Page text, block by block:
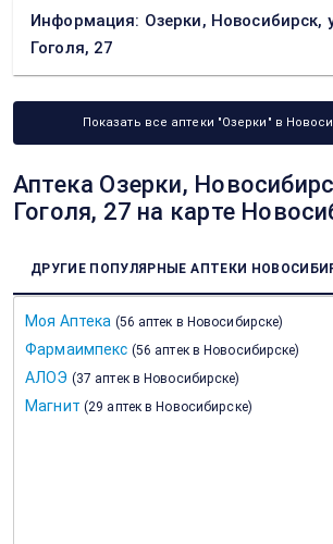
Информация: Озерки, Новосибирск,
Гоголя, 27
Показать все аптеки "Озерки" в
Аптека Озерки,
Гоголя, 27 на карте
ДРУГИЕ ПОПУЛЯРНЫЕ АПТЕКИ
Моя Аптека (56 аптек в Новосибирске)
Фармаимпекс (56 аптек в Новосибирске)
АЛОЭ (37 аптек в Новосибирске)
Магнит (29 аптек в Новосибирске)